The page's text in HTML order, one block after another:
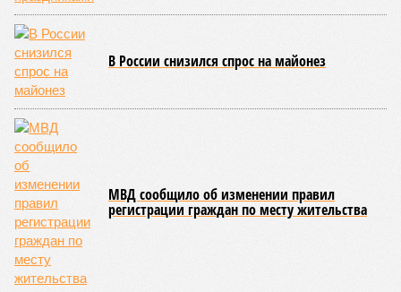
В России снизился спрос на майонез
МВД сообщило об изменении правил
регистрации граждан по месту жительства